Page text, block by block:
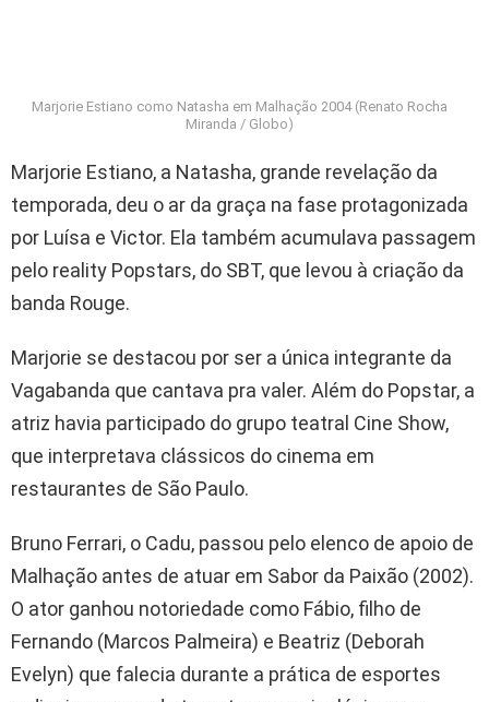
Marjorie Estiano como Natasha em Malhação 2004 (Renato Rocha
Miranda / Globo)
Marjorie Estiano, a Natasha, grande revelação da
temporada, deu o ar da graça na fase protagonizada
por Luísa e Victor. Ela também acumulava passagem
pelo reality Popstars, do SBT, que levou à criação da
banda Rouge.
Marjorie se destacou por ser a única integrante da
Vagabanda que cantava pra valer. Além do Popstar, a
atriz havia participado do grupo teatral Cine Show,
que interpretava clássicos do cinema em
restaurantes de São Paulo.
Bruno Ferrari, o Cadu, passou pelo elenco de apoio de
Malhação antes de atuar em Sabor da Paixão (2002).
O ator ganhou notoriedade como Fábio, filho de
Fernando (Marcos Palmeira) e Beatriz (Deborah
Evelyn) que falecia durante a prática de esportes